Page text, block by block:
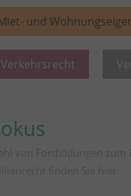
und
Verkehrsrecht